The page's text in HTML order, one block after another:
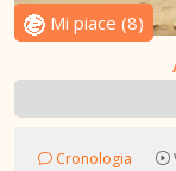
Mi piace (8)
Cronologia